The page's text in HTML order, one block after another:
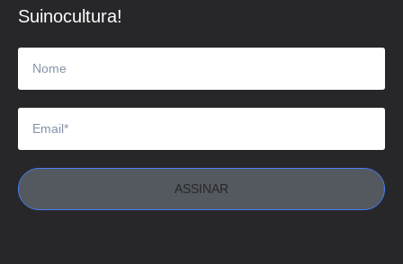
Suinocultura!
ASSINAR